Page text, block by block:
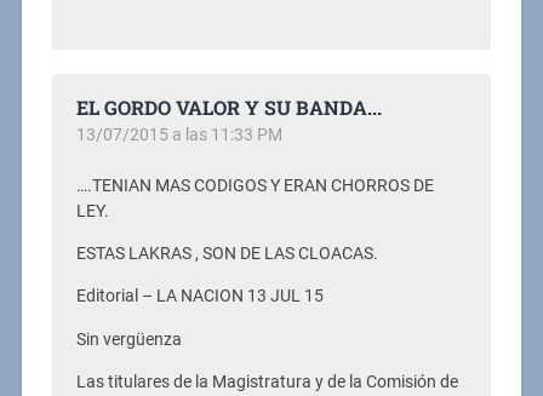
EL GORDO VALOR Y SU BANDA...
13/07/2015 a las 11:33 PM
….TENIAN MAS CODIGOS Y ERAN CHORROS DE
LEY.
ESTAS LAKRAS , SON DE LAS CLOACAS.
Editorial – LA NACION 13 JUL 15
Sin vergüenza
Las titulares de la Magistratura y de la Comisión de